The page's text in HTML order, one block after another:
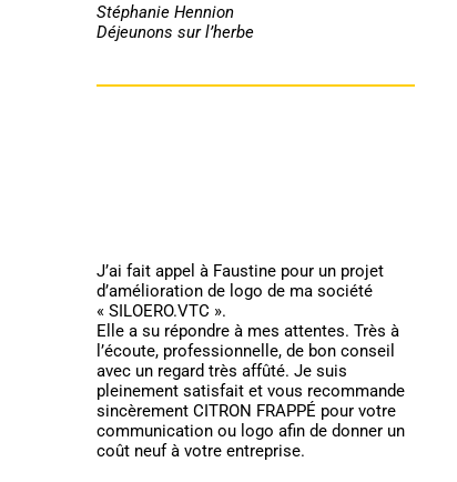
Stéphanie Hennion
Déjeunons sur l’herbe
J’ai fait appel à Faustine pour un projet
d’amélioration de logo de ma société
« SILOERO.VTC ».
Elle a su répondre à mes attentes. Très à
l’écoute, professionnelle, de bon conseil
avec un regard très affûté. Je suis
pleinement satisfait et vous recommande
sincèrement CITRON FRAPPÉ pour votre
communication ou logo afin de donner un
coût neuf à votre entreprise.